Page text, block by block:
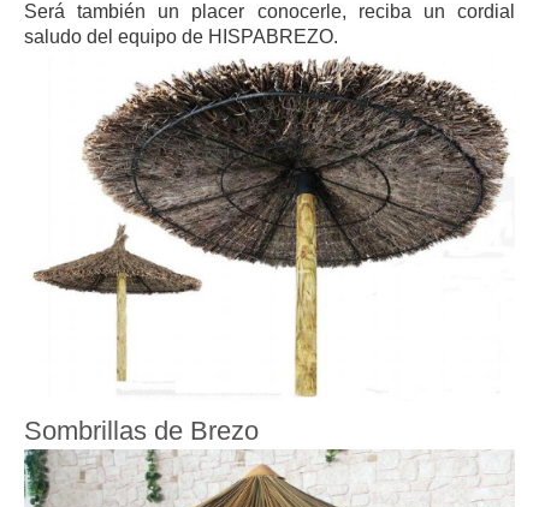
Será también un placer conocerle, reciba un cordial
saludo del equipo de HISPABREZO.
Sombrillas de Brezo